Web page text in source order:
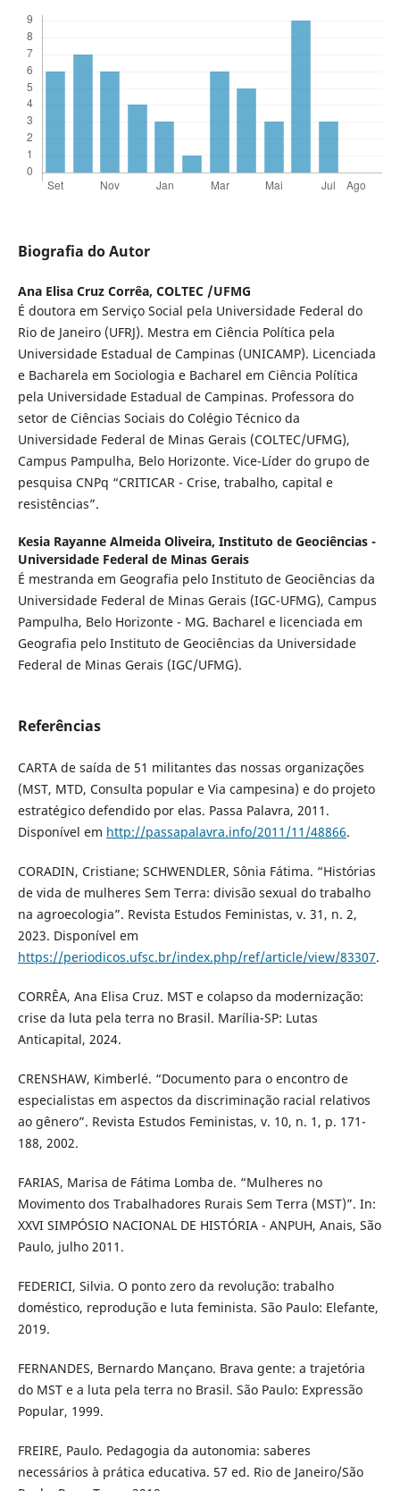
Biografia do Autor
Ana Elisa Cruz Corrêa, COLTEC /UFMG
É doutora em Serviço Social pela Universidade Federal do
Rio de Janeiro (UFRJ). Mestra em Ciência Política pela
Universidade Estadual de Campinas (UNICAMP). Licenciada
e Bacharela em Sociologia e Bacharel em Ciência Política
pela Universidade Estadual de Campinas. Professora do
setor de Ciências Sociais do Colégio Técnico da
Universidade Federal de Minas Gerais (COLTEC/UFMG),
Campus Pampulha, Belo Horizonte. Vice-Líder do grupo de
pesquisa CNPq “CRITICAR - Crise, trabalho, capital e
resistências”.
Kesia Rayanne Almeida Oliveira, Instituto de Geociências -
Universidade Federal de Minas Gerais
É mestranda em Geografia pelo Instituto de Geociências da
Universidade Federal de Minas Gerais (IGC-UFMG), Campus
Pampulha, Belo Horizonte - MG. Bacharel e licenciada em
Geografia pelo Instituto de Geociências da Universidade
Federal de Minas Gerais (IGC/UFMG).
Referências
CARTA de saída de 51 militantes das nossas organizações
(MST, MTD, Consulta popular e Via campesina) e do projeto
estratégico defendido por elas. Passa Palavra, 2011.
Disponível em http://passapalavra.info/2011/11/48866.
CORADIN, Cristiane; SCHWENDLER, Sônia Fátima. “Histórias
de vida de mulheres Sem Terra: divisão sexual do trabalho
na agroecologia”. Revista Estudos Feministas, v. 31, n. 2,
2023. Disponível em
https://periodicos.ufsc.br/index.php/ref/article/view/83307.
CORRÊA, Ana Elisa Cruz. MST e colapso da modernização:
crise da luta pela terra no Brasil. Marília-SP: Lutas
Anticapital, 2024.
CRENSHAW, Kimberlé. “Documento para o encontro de
especialistas em aspectos da discriminação racial relativos
ao gênero”. Revista Estudos Feministas, v. 10, n. 1, p. 171-
188, 2002.
FARIAS, Marisa de Fátima Lomba de. “Mulheres no
Movimento dos Trabalhadores Rurais Sem Terra (MST)”. In:
XXVI SIMPÓSIO NACIONAL DE HISTÓRIA - ANPUH, Anais, São
Paulo, julho 2011.
FEDERICI, Silvia. O ponto zero da revolução: trabalho
doméstico, reprodução e luta feminista. São Paulo: Elefante,
2019.
FERNANDES, Bernardo Mançano. Brava gente: a trajetória
do MST e a luta pela terra no Brasil. São Paulo: Expressão
Popular, 1999.
FREIRE, Paulo. Pedagogia da autonomia: saberes
necessários à prática educativa. 57 ed. Rio de Janeiro/São